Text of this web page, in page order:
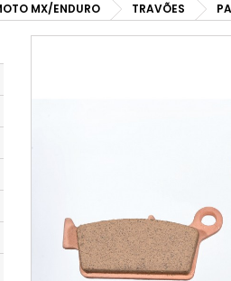
MX/ENDURO TRAVÕES